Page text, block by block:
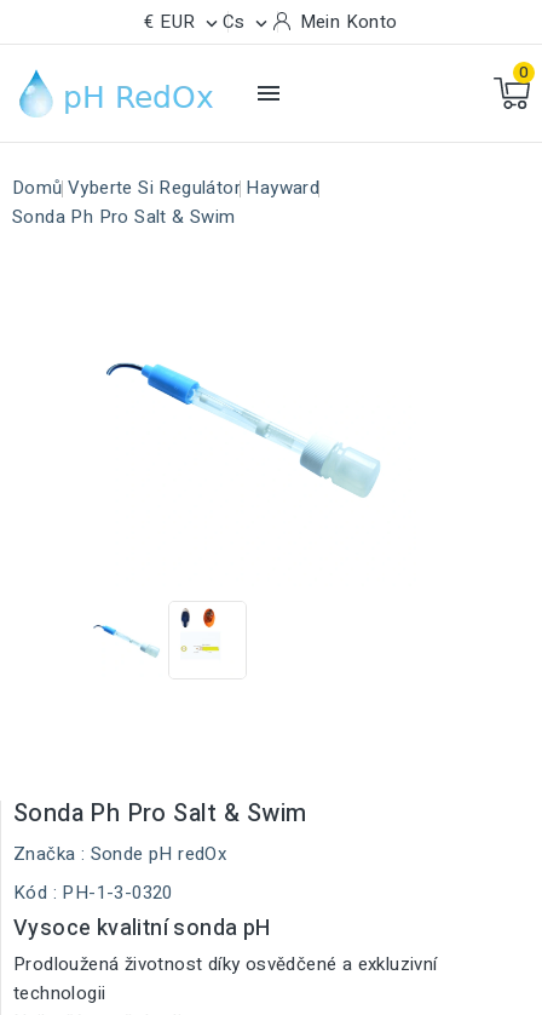
€ EUR  Cs  Mein Konto

0
Domů Vyberte Si Regulátor Hayward
Sonda Ph Pro Salt & Swim
Sonda Ph Pro Salt & Swim
Značka : Sonde pH redOx
Kód : PH-1-3-0320
Vysoce kvalitní sonda pH
Prodloužená životnost díky osvědčené a exkluzivní
technologii